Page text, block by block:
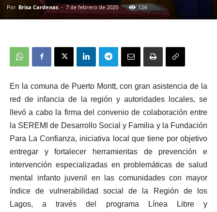
Por Brisa Cardenas - 7 de febrero de 2020 124
En la comuna de Puerto Montt, con gran asistencia de la
red de infancia de la región y autoridades locales, se
llevó a cabo la firma del convenio de colaboración entre
la SEREMI de Desarrollo Social y Familia y la Fundación
Para La Confianza, iniciativa local que tiene por objetivo
entregar y fortalecer herramientas de prevención e
intervención especializadas en problemáticas de salud
mental infanto juvenil en las comunidades con mayor
índice de vulnerabilidad social de la Región de los
Lagos, a través del programa Línea Libre y